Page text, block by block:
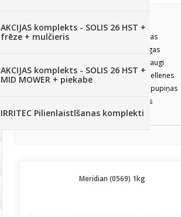
AKCIJAS komplekts - SOLIS 26 HST +
frēze + mulčieris
AKCIJAS komplekts - SOLIS 26 HST +
MID MOWER + piekabe
IRRITEC Pilienlaistīšanas komplekti
Ābeles
Arbūzi
Burkāni
Cidonijas
Ērkšķogas
Kāpostaugi
Ķirši
Krūmmellenes
Pupas, pupiņas
Upenes
Zemenes
Zirņi
Meridian (0569) 1kg